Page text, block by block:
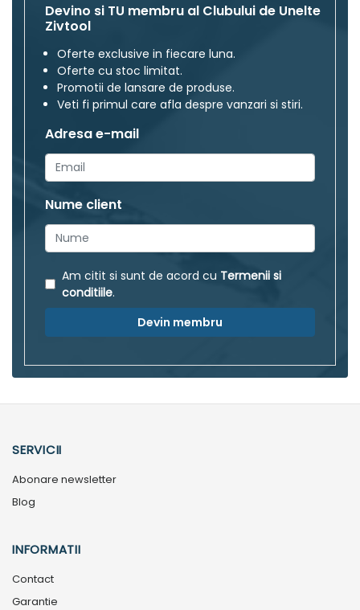
Devino si TU membru al Clubului de Unelte
Zivtool
Oferte exclusive in fiecare luna.
Oferte cu stoc limitat.
Promotii de lansare de produse.
Veti fi primul care afla despre vanzari si stiri.
Adresa e-mail
Nume client
Am citit si sunt de acord cu Termenii si
conditiile.
Devin membru
SERVICII
Abonare newsletter
Blog
INFORMATII
Contact
Garantie